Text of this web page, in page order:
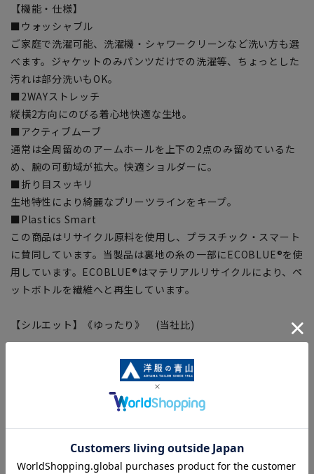
【機能・仕様】
■ウォッシャブル
ご家庭で洗濯可能、洗濯機・シャワークリーンなど洗い方も選
べます。ジャケットのみパンツだけでの洗濯等、ちょっとした
汚れは部分洗いもOK。
■2WAYストレッチ
縦横2方向にのびる着心地快適な生地。
■アクティブムーブ
通常は全周留めのアームホールを上下の2点のみ留めているた
め、腕の可動域が拡大。快適ショルダーに。
■折り目スッキリ
生地特性により綺麗なプリーツラインをキープ。
■Plastics Smart
この商品はリサイクル原料を使用し、プラスチック・スマート
に賛同しています。当製品は裏地の糸の一部にECOBLUE®を使
用しています。ECOBLUE®はマテリアルリサイクルにより、ペ
ットボトルを繊維へと再生しています。
【シルエット】《ゆったり》 (当社比)
【商品に関するご注意】
■商品画像はサンプルのため、色味やサイズ等の仕様に変更が
ある場合がございますので、予めご了承ください。
■ゆとり感には個人差があります。サイズ表を確認の上、ご購
入の目安としてご利用ください。
■生地や仕様・デザインにより、着用感や実際のサイズ表に若
干の誤差が生じる場合がございます。予めご了承ください。